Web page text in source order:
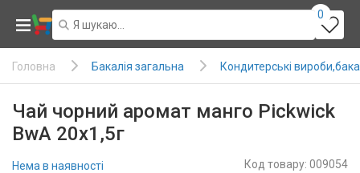
0
Головна Бакалія загальна Кондитерські
Чай чорний аромат манго Pickwick
BwA 20x1,5г
Нема в наявності
Код товару: 009054